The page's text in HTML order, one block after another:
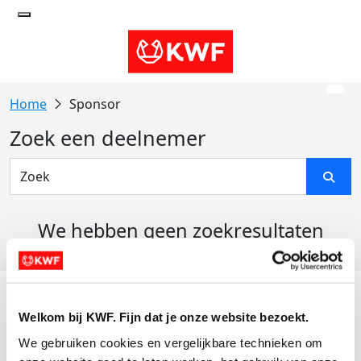
Welkom bij KWF. Fijn dat je onze website bezoekt.
We gebruiken cookies en vergelijkbare technieken om
Sponsor
Zoek een deelnemer
We hebben geen zoekresultaten
Actiematerialen
Evenementen